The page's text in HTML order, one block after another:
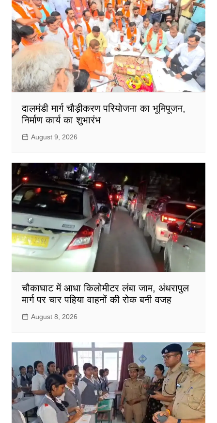
दालमंडी मार्ग चौड़ीकरण परियोजना का भूमिपूजन,
निर्माण कार्य का शुभारंभ
August 9, 2026
चौकाघाट में आधा किलोमीटर लंबा जाम, अंधरापुल
मार्ग पर चार पहिया वाहनों की रोक बनी वजह
August 8, 2026